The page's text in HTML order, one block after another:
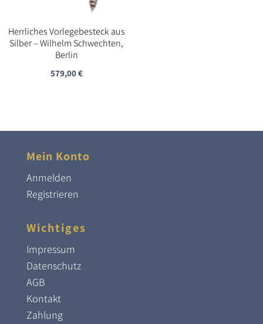
Herrliches Vorlegebesteck aus
Silber – Wilhelm Schwechten,
Berlin
579,00€
Mein Konto
Anmelden
Registrieren
Wichtiges
Impressum
Datenschutz
AGB
Kontakt
Zahlung